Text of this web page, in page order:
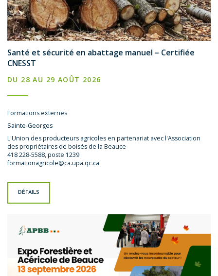
Santé et sécurité en abattage manuel – Certifiée
CNESST
DU 28 AU 29 AOÛT 2026
Formations externes
Sainte-Georges
L'Union des producteurs agricoles en partenariat avec l'Association
des propriétaires de boisés de la Beauce
418 228-5588, poste 1239
formationagricole@ca.upa.qc.ca
DÉTAILS